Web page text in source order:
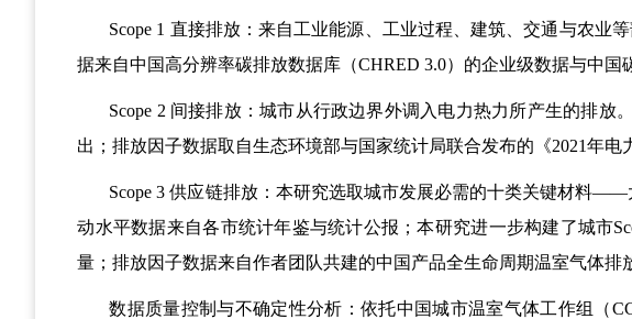
Scope 1 直接排放：来自工业能源、工业过程、建筑、交通与农业
据来自中国高分辨率碳排放数据库（CHRED 3.0）的企业级数据与中国
Scope 2 间接排放：城市从行政边界外调入电力热力所产生的排放
出；排放因子数据取自生态环境部与国家统计局联合发布的《2021年电
Scope 3供应链排放：本研究选取城市发展必需的十类关键材料
动水平数据来自各市统计年鉴与统计公报；本研究进一步构建了城市
量；排放因子数据来自作者团队共建的中国产品全生命周期温室气体排
数据质量控制与不确定性分析：依托中国城市温室气体工作组（